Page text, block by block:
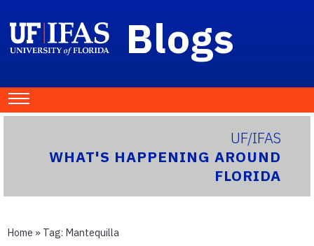
Blogs
UF/IFAS
WHAT'S HAPPENING AROUND
FLORIDA
Home » Tag: Mantequilla